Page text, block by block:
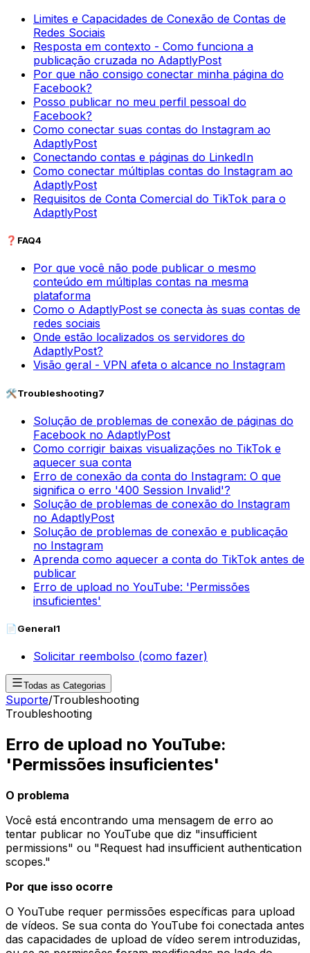
Limites e Capacidades de Conexão de Contas de
Redes Sociais
Resposta em contexto - Como funciona a
publicação cruzada no AdaptlyPost
Por que não consigo conectar minha página do
Facebook?
Posso publicar no meu perfil pessoal do
Facebook?
Como conectar suas contas do Instagram ao
AdaptlyPost
Conectando contas e páginas do LinkedIn
Como conectar múltiplas contas do Instagram ao
AdaptlyPost
Requisitos de Conta Comercial do TikTok para o
AdaptlyPost
❓ FAQ4
Por que você não pode publicar o mesmo
conteúdo em múltiplas contas na mesma
plataforma
Como o AdaptlyPost se conecta às suas contas de
redes sociais
Onde estão localizados os servidores do
AdaptlyPost?
Visão geral - VPN afeta o alcance no Instagram
🛠️Troubleshooting7
Solução de problemas de conexão de páginas do
Facebook no AdaptlyPost
Como corrigir baixas visualizações no TikTok e
aquecer sua conta
Erro de conexão da conta do Instagram: O que
significa o erro '400 Session Invalid'?
Solução de problemas de conexão do Instagram
no AdaptlyPost
Solução de problemas de conexão e publicação
no Instagram
Aprenda como aquecer a conta do TikTok antes de
publicar
Erro de upload no YouTube: 'Permissões
insuficientes'
📄General1
Solicitar reembolso (como fazer)
Todas as Categorias
Suporte/Troubleshooting
Troubleshooting
Erro de upload no YouTube:
'Permissões insuficientes'
O problema
Você está encontrando uma mensagem de erro ao
tentar publicar no YouTube que diz "insufficient
permissions" ou "Request had insufficient authentication
scopes."
Por que isso ocorre
O YouTube requer permissões específicas para upload
de vídeos. Se sua conta do YouTube foi conectada antes
das capacidades de upload de vídeo serem introduzidas,